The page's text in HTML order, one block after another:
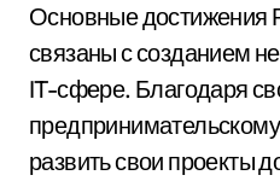
Основные достижения
связаны с созданием
IT-сфере. Благодаря
развить свои проекты